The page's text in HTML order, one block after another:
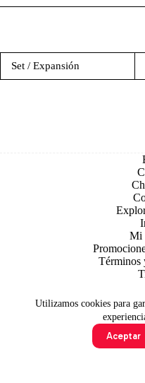
Utilizamos cookies para
Aceptar
Set / Expansión
Mi
Términos
Todo contenido original es